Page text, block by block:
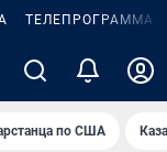
ТЕЛЕПРОГРАММА
по США